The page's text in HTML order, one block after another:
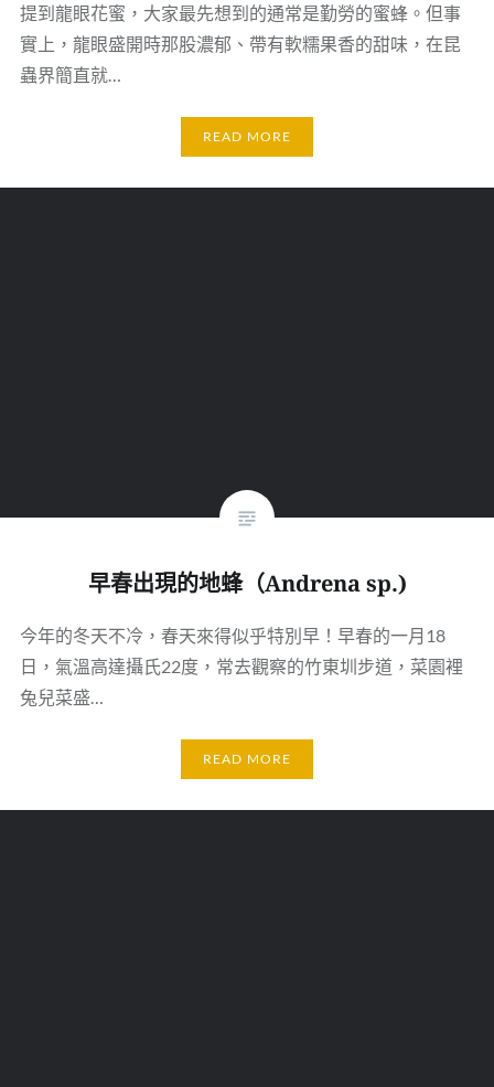
提到龍眼花蜜，大家最先想到的通常是勤勞的蜜蜂。但事
實上，龍眼盛開時那股濃郁、帶有軟糯果香的甜味，在昆
蟲界簡直就…
READ MORE
早春出現的地蜂（Andrena sp.)
今年的冬天不冷，春天來得似乎特別早！早春的一月18
日，氣溫高達攝氏22度，常去觀察的竹東圳步道，菜園裡
兔兒菜盛…
READ MORE